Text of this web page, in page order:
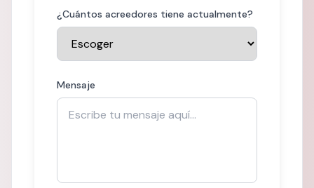
¿Cuántos acreedores tiene actualmente?
Mensaje